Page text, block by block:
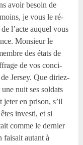
avoir besoin de
je vous le ré-
l’acte auquel vous
Monsieur le
des états de
de vos conci-
Jersey. Que diriez-
nuit ses soldats
jeter en prison, s’il
investi, et si
comme le dernier
faisait autant à